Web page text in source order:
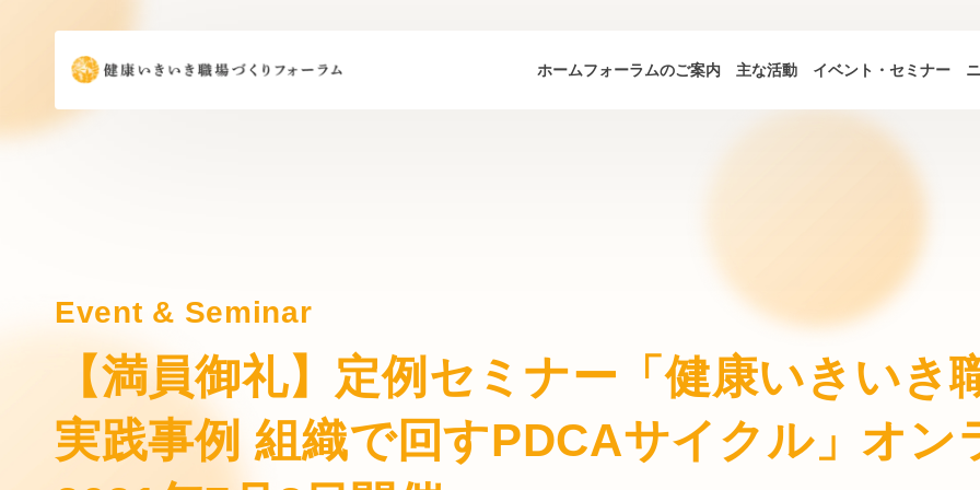
ホームフォーラムのご案内 主な活動 イベント・セミナー
Event & Seminar
【満員御礼】定例セミナー「健康いきいき
実践事例 組織で回すPDCAサイクル」オン